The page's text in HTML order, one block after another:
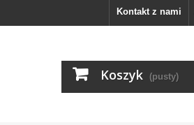
Kontakt z nami
Koszyk (pusty)